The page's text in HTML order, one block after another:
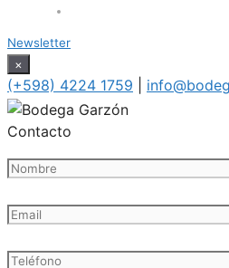
Newsletter
×
(+598) 4224 1759
Contacto